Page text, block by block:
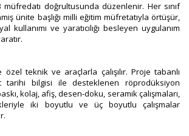
müfredatı doğrultusunda düzenlenir. Her sınıf
ünite başlığı milli eğitim müfretatıyla örtüşür,
kullanımı ve yaratıcılığı besleyen uygulanım
özel teknik ve araçlarla çalışılır. Proje tabanlı
tarihi bilgisi ile desteklenen röprodüksiyon
kolaj, afiş, desen-doku, seramik çalışmaları,
iki boyutlu ve üç boyutlu çalışmalar